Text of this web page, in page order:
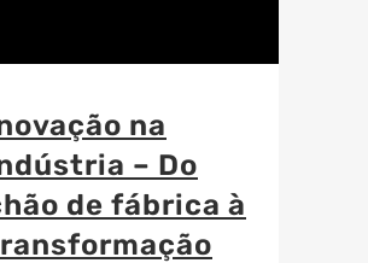
na
– Do
de fábrica à